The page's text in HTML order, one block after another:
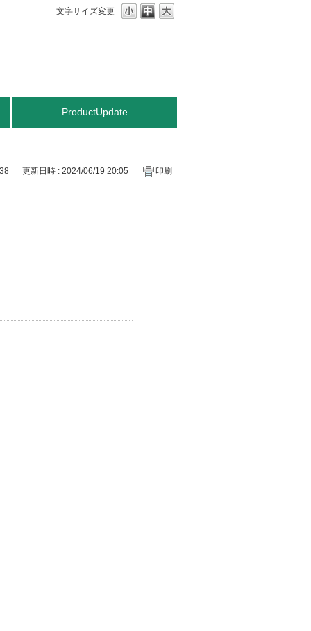
文字サイズ変更
ProductUpdate
更新日時 : 2024/06/19 20:05 印刷